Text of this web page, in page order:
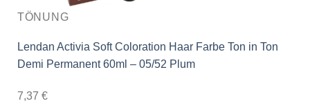
TÖNUNG
Lendan Activia Soft Coloration Haar Farbe Ton in Ton
Demi Permanent 60ml – 05/52 Plum
7,37 €